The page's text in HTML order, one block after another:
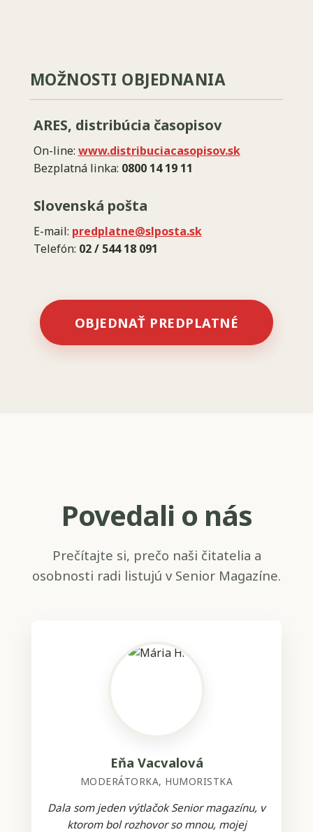
MOŽNOSTI OBJEDNANIA
ARES, distribúcia časopisov
On-line: www.distribuciacasopisov.sk
Bezplatná linka: 0800 14 19 11
Slovenská pošta
E-mail: predplatne@slposta.sk
Telefón: 02 / 544 18 091
OBJEDNAŤ PREDPLATNÉ
Povedali o nás
Prečítajte si, prečo naši čitatelia a
osobnosti radi listujú v Senior Magazíne.
Eňa Vacvalová
MODERÁTORKA, HUMORISTKA
Dala som jeden výtlačok Senior magazínu, v
ktorom bol rozhovor so mnou, mojej